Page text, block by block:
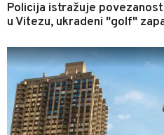
Policija istražuje
u Vitezu, ukradeni "golf"